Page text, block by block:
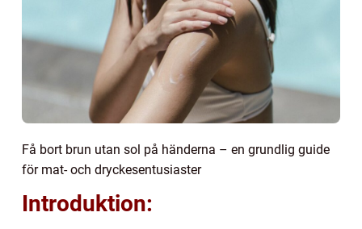
Få bort brun utan sol på händerna – en grundlig guide
för mat- och dryckesentusiaster
Introduktion: